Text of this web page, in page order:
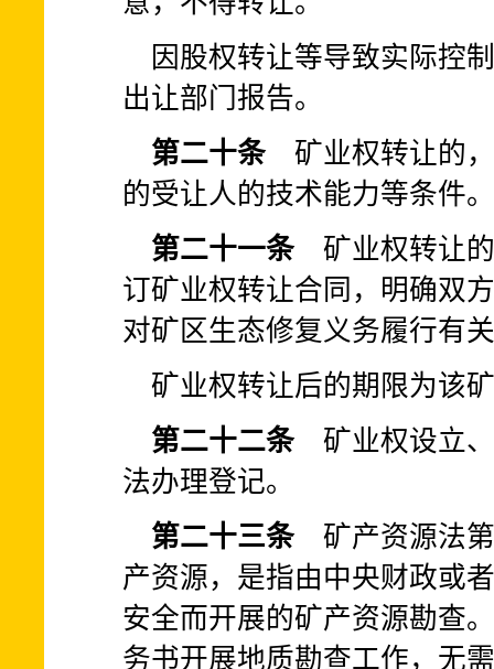
因股权转让等导致实际控
出让部门报告。
第二十条矿业权转让的，
的受让人的技术能力等条件。
第二十一条矿业权转让的
订矿业权转让合同，明确双
对矿区生态修复义务履行有
矿业权转让后的期限为该
第二十二条矿业权设立、
法办理登记。
第二十三条矿产资源法第
产资源，是指由中央财政或
安全而开展的矿产资源勘查
务书开展地质勘查工作，无